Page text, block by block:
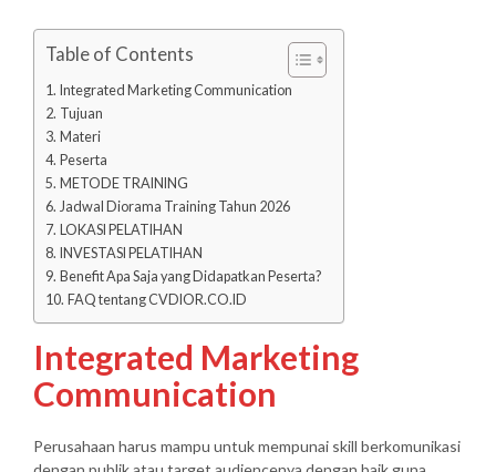
Table of Contents
Integrated Marketing Communication
Tujuan
Materi
Peserta
METODE TRAINING
Jadwal Diorama Training Tahun 2026
LOKASI PELATIHAN
INVESTASI PELATIHAN
Benefit Apa Saja yang Didapatkan Peserta?
FAQ tentang CVDIOR.CO.ID
Integrated Marketing
Communication
Perusahaan harus mampu untuk mempunai skill berkomunikasi